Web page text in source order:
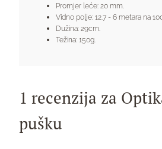
Promjer leće: 20 mm.
Vidno polje: 12.7 - 6 metara na
Dužina: 29cm.
Težina: 150g.
1 recenzija za
pušku